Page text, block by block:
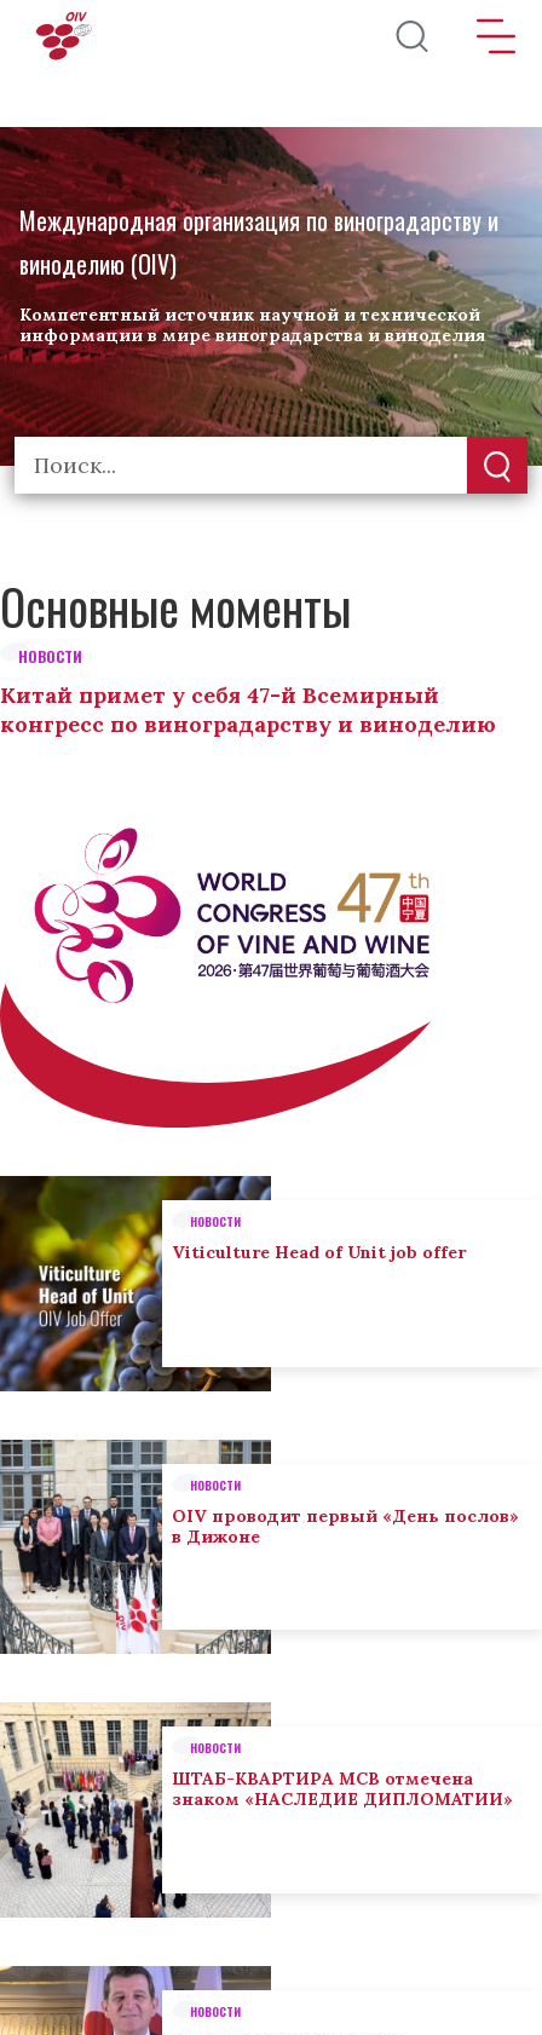
Перейти к основному содержанию
Международная организация по виноградарству и
виноделию (OIV)
Компетентный источник научной и технической
информации в мире виноградарства и виноделия
Основные моменты
НОВОСТИ
Китай примет у себя 47-й Всемирный
конгресс по виноградарству и виноделию
НОВОСТИ
Viticulture Head of Unit job offer
НОВОСТИ
OIV проводит первый «День послов»
в Дижоне
НОВОСТИ
ШТАБ-КВАРТИРА МСВ отмечена
знаком «НАСЛЕДИЕ ДИПЛОМАТИИ»
НОВОСТИ